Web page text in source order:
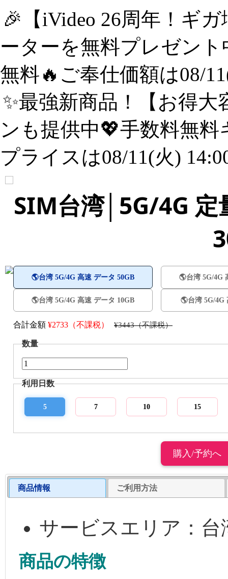
🎉【iVideo 26周年！ギ
ーターを無料プレゼン
無料🔥ご奉仕価額は08/
✨️最強新商品！【お得
ンも提供中💖手数料無
プライスは08/11(火)
SIM台湾│5G/4G
🌎️台湾 5G/4G 高速 データ 50GB 🌎️台湾 5G/4G
🌎️台湾 5G/4G 高速 データ 10GB 🌎️台湾 5G/4G
合計金額 ¥2733（不課税） ¥3443（不課税）
数量
利用日数
5 7 10 15
商品情報 ご利用方法
サービスエリア：台
商品の特徴